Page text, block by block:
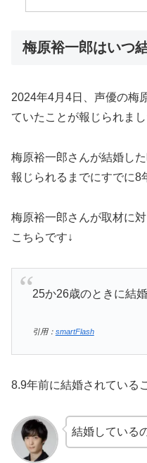
梅原裕一郎はいつ
2024年4月4日、声優の梅
ていたことが報じられまし
梅原裕一郎さんが結婚し
報じられるまでにすでに8
梅原裕一郎さんが取材に
こちらです↓
25か26歳のときに結
引用： smartFlash
8.9年前に結婚されている
結婚している